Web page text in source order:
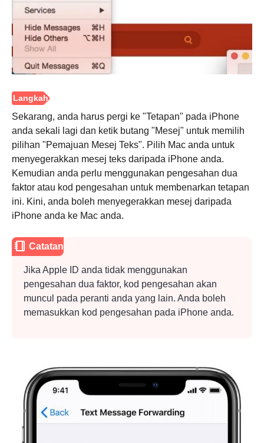
Langkah
2.
Sekarang, anda harus pergi ke "Tetapan" pada iPhone
anda sekali lagi dan ketik butang "Mesej" untuk memilih
pilihan "Pemajuan Mesej Teks". Pilih Mac anda untuk
menyegerakkan mesej teks daripada iPhone anda.
Kemudian anda perlu menggunakan pengesahan dua
faktor atau kod pengesahan untuk membenarkan tetapan
ini. Kini, anda boleh menyegerakkan mesej daripada
iPhone anda ke Mac anda.
Catatan
Jika Apple ID anda tidak menggunakan
pengesahan dua faktor, kod pengesahan akan
muncul pada peranti anda yang lain. Anda boleh
memasukkan kod pengesahan pada iPhone anda.